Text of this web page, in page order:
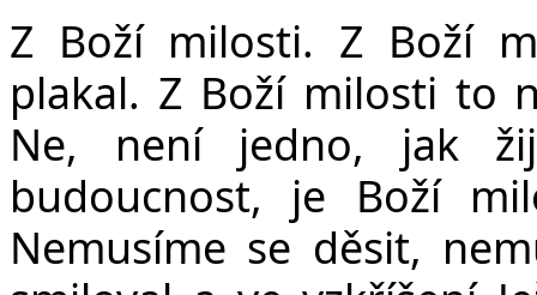
Z Boží milosti. Z Boží
plakal. Z Boží milosti to
Ne, není jedno, jak
budoucnost, je Boží
Nemusíme se děsit,